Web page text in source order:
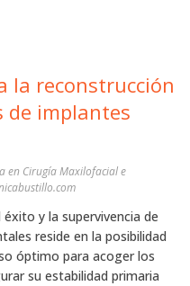
la reconstrucción
de implantes
en Cirugía Maxilofacial e
y la supervivencia de
reside en la posibilidad
óptimo para acoger los
su estabilidad primaria